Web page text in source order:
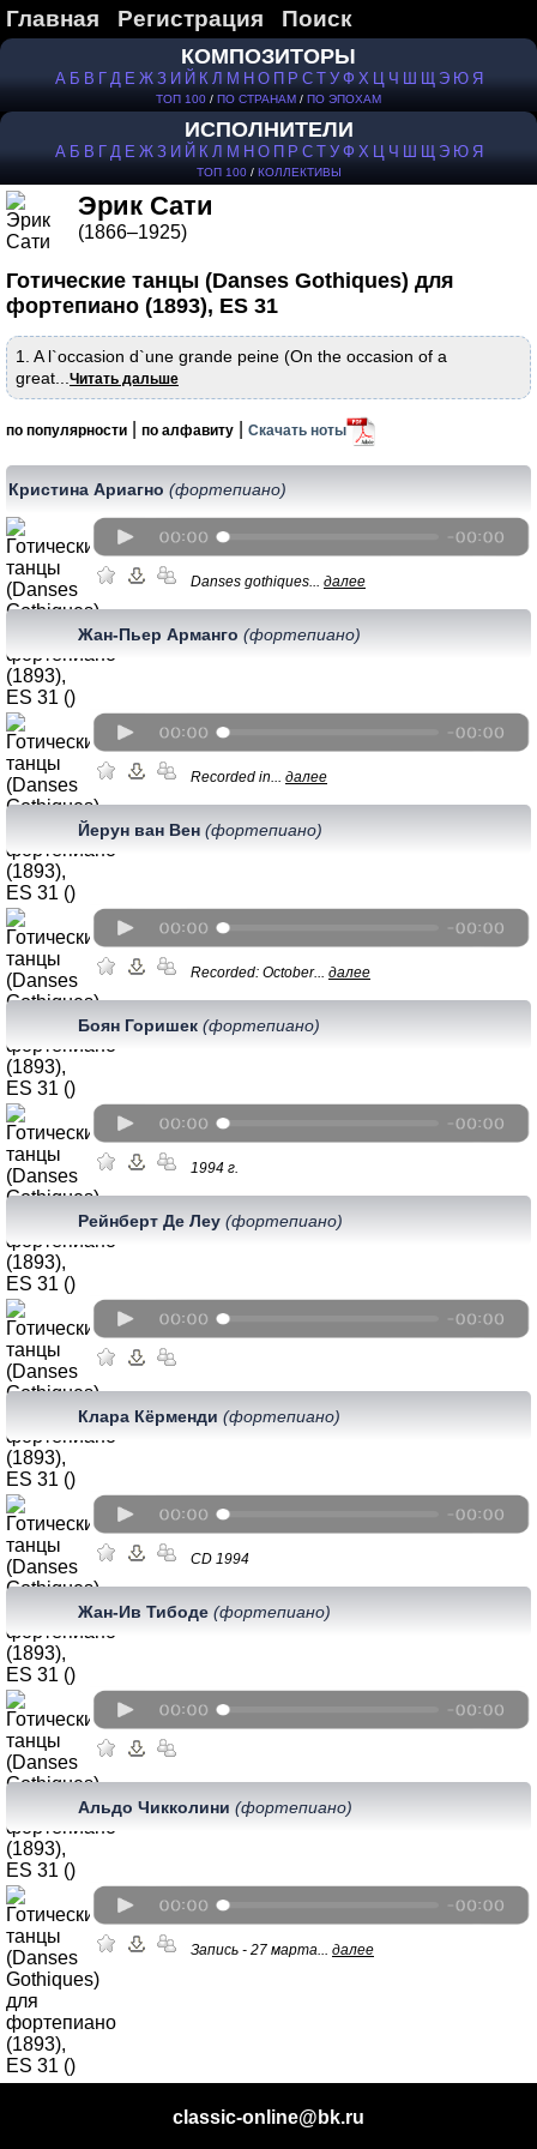
Главная Регистрация Поиск
КОМПОЗИТОРЫ
А Б В Г Д Е Ж З И Й К Л М Н О П Р С Т У Ф Х Ц Ч Ш Щ Э Ю Я
ТОП 100 / ПО СТРАНАМ / ПО ЭПОХАМ
ИСПОЛНИТЕЛИ
А Б В Г Д Е Ж З И Й К Л М Н О П Р С Т У Ф Х Ц Ч Ш Щ Э Ю Я
ТОП 100/ КОЛЛЕКТИВЫ
Эрик Сати
(1866–1925)
Готические танцы (Danses Gothiques) для
фортепиано (1893), ES 31
1. A l`occasion d`une grande peine (On the occasion of a
great... Читать дальше
по популярности по алфавиту Скачать ноты
Кристина Ариагно (фортепиано)
Danses gothiques... далее
Жан-Пьер Арманго (фортепиано)
Recorded in... далее
Йерун ван Вен (фортепиано)
Recorded: October... далее
Боян Горишек (фортепиано)
1994 г.
Рейнберт Де Леу (фортепиано)
Клара Кёрменди (фортепиано)
CD 1994
Жан-Ив Тибоде (фортепиано)
Альдо Чикколини (фортепиано)
Запись - 27 марта... далее
classic-online@bk.ru